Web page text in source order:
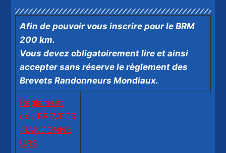
Afin de pouvoir vous inscrire pour le BRM
200 km.
Vous devez obligatoirement lire et ainsi
accepter sans réserve le règlement des
Brevets Randonneurs Mondiaux.
Règlement
des BREVETS
RANDONNE
URS